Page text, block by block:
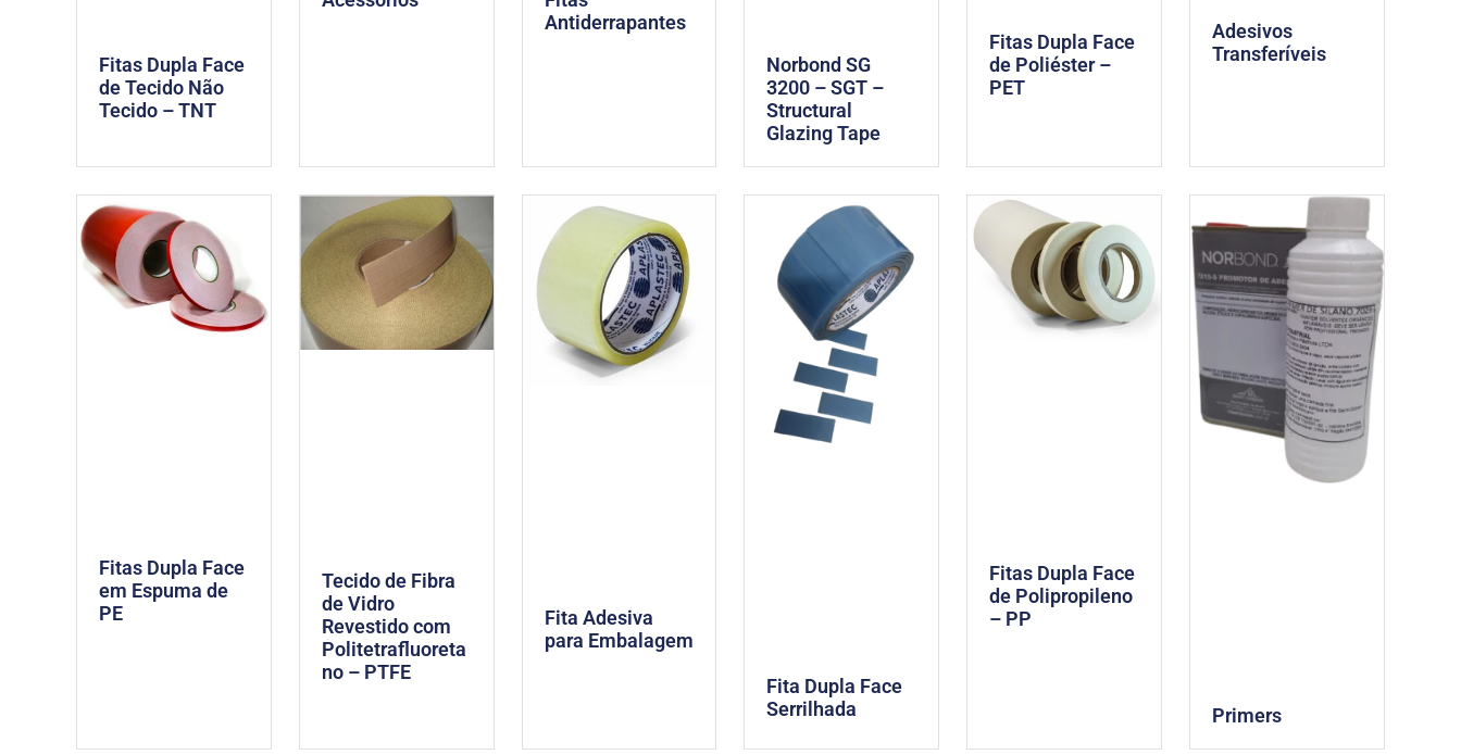
Fitas Dupla Face
de Tecido Não
Tecido – TNT
Antiderrapantes
Norbond SG
3200 – SGT –
Structural
Glazing Tape
Fitas Dupla Face
de Poliéster –
PET
Adesivos
Transferíveis
Fitas Dupla Face
em Espuma de
PE
Tecido de Fibra
de Vidro
Revestido com
Politetrafluoreta
no – PTFE
Fita Adesiva
para Embalagem
Fita Dupla Face
Serrilhada
Fitas Dupla Face
de Polipropileno
– PP
Primers